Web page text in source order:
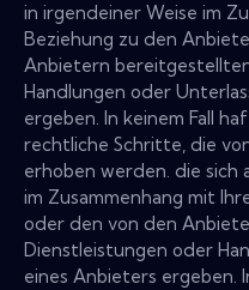
in irgendeiner Weise im
Beziehung zu den
Anbietern
Handlungen oder
ergeben. In keinem Fall
rechtliche Schritte, die
erhoben werden. die sich
im Zusammenhang mit
oder den von den
Dienstleistungen oder
eines Anbieters ergeben.